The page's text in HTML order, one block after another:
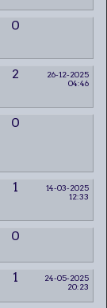
0
2
26-12-2025
04:46
0
1
14-03-2025
12:33
0
1
24-05-2025
20:23